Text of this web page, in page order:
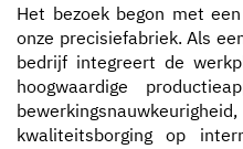
Het bezoek begon met
onze precisiefabriek. Als
bedrijf integreert de
hoogwaardige
kwaliteitsborging op